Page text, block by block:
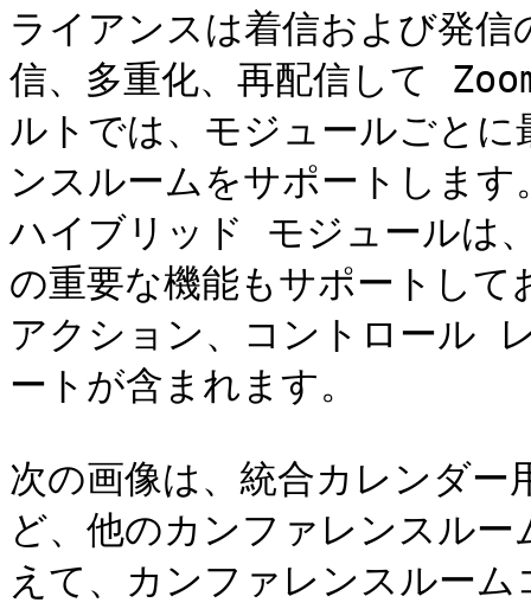
ライアンスは着信および発
信、多重化、再配信して
ルトでは、モジュールごと
ンスルームをサポートしま
ハイブリッド モジュールは
の重要な機能もサポートし
アクション、コントロール
ートが含まれます。
次の画像は、統合カレンダ
ど、他のカンファレンスル
えて、カンファレンスルー